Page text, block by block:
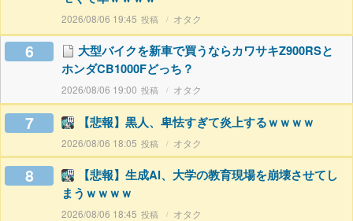
2026/08/06 19:45 オタク
6
大型バイクを新車で買うならカワサキZ900RSと
ホンダCB1000Fどっち？
2026/08/06 19:00 オタク
7 【悲報】黒人、卑怯すぎて炎上するｗｗｗｗ
2026/08/06 18:05 オタク
8
【悲報】生成AI、大学の教育現場を崩壊させてし
まうｗｗｗｗ
2026/08/06 18:45 オタク